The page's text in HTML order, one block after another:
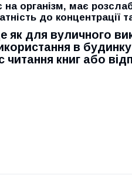
організм, має
до концентрації
як для вуличного
в
книг або